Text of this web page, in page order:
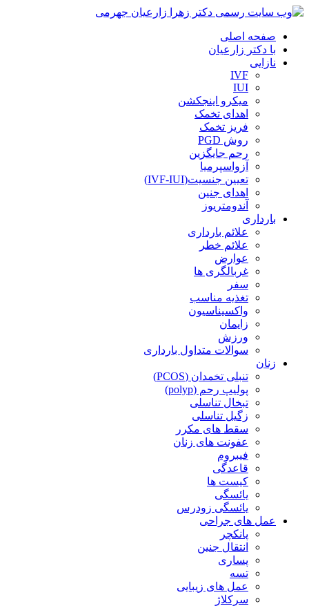
صفحه اصلی
با دکتر زارعیان
نازایی
IVF
IUI
میکرو اینجکشن
اهدای تخمک
فریز تخمک
روش PGD
رحم جایگزین
آزواسپرمیا
تعیین جنسیت(IVF-IUI)
اهدای جنین
آندومتریوز
بارداری
علائم بارداری
علائم خطر
عوارض
غربالگری ها
سفر
تغذیه مناسب
واکسیناسیون
زایمان
ورزش
سوالات متداول بارداری
زنان
تنبلی تخمدان (PCOS)
پولیپ رحم (polyp)
تبخال تناسلی
زگیل تناسلی
سقط های مکرر
عفونت های زنان
فیبروم
قاعدگی
کیست ها
یائسگی
یائسگی زودرس
عمل های جراحی
پانکچر
انتقال جنین
پساری
تسه
عمل های زیبایی
سرکلاژ